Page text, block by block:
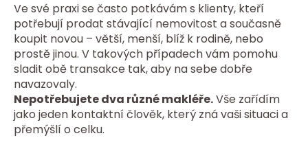
Ve své praxi se často potkávám s klienty, kteří
potřebují prodat stávající nemovitost a současně
koupit novou – větší, menší, blíž k rodině, nebo
prostě jinou. V takových případech vám pomohu
sladit obě transakce tak, aby na sebe dobře
navazovaly.
Nepotřebujete dva různé makléře.Vše zařídím
jako jeden kontaktní člověk, který zná vaši situaci a
přemýšlí o celku.